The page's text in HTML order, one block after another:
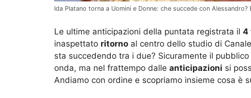
Ida Platano torna a Uomini e Donne: che succede con
Le ultime anticipazioni della puntata registrata il 4
inaspettato ritorno al centro dello studio di
sta succedendo tra i due? Sicuramente il
onda, ma nel frattempo dalle anticipazioni si
Andiamo con ordine e scopriamo insieme cosa è